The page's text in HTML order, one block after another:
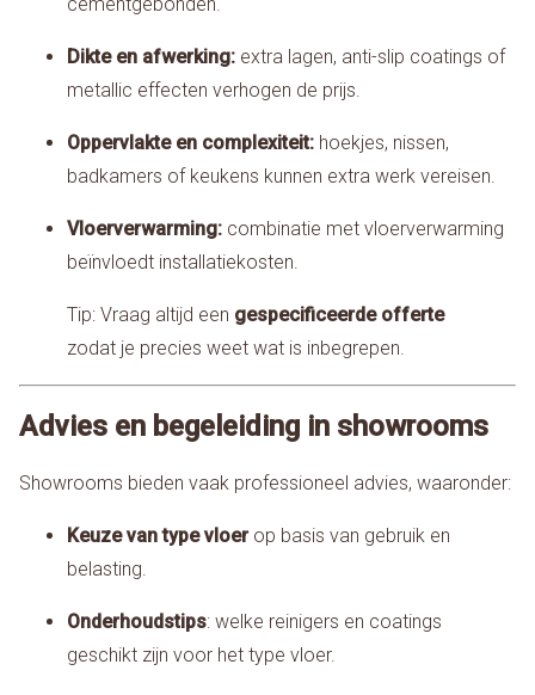
Dikte en afwerking:extra lagen, anti-slip coatings of
metallic effecten verhogen de prijs.
Oppervlakte en complexiteit:hoekjes, nissen,
badkamers of keukens kunnen extra werk vereisen.
Vloerverwarming:combinatie met vloerverwarming
beïnvloedt installatiekosten.
Tip: Vraag altijd een gespecificeerde offerte
zodat je precies weet wat is inbegrepen.
Advies en begeleiding in showrooms
Showrooms bieden vaak professioneel advies, waaronder:
Keuze van type vloerop basis van gebruik en
belasting.
Onderhoudstips: welke reinigers en coatings
geschikt zijn voor het type vloer.